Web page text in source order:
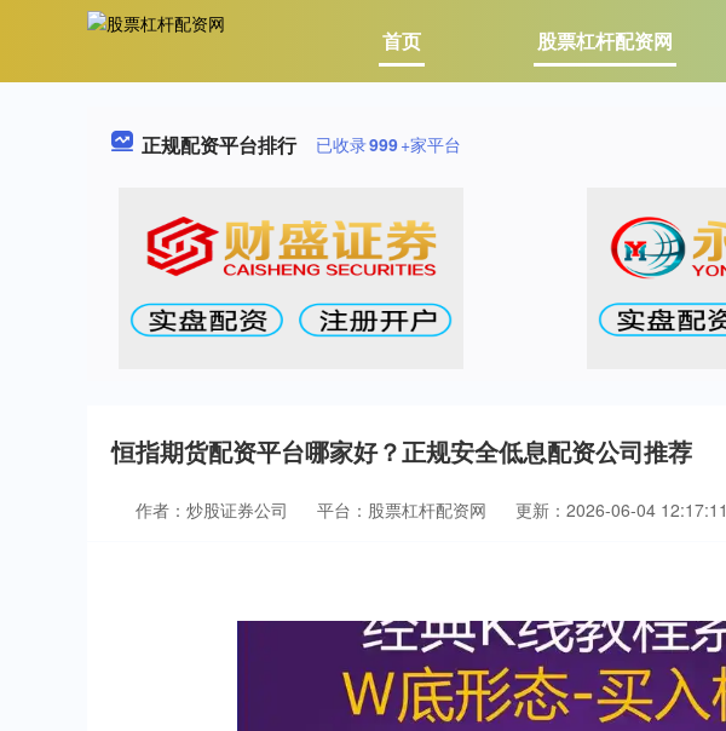
首页 股票杠杆配资网
正规配资平台排行 已收录999+家平台
恒指期货配资平台哪家好？正规安全低息配资公司推荐
作者：炒股证券公司 平台：股票杠杆配资网 更新：2026-06-04 12:17:11